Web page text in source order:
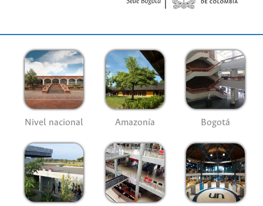
Nivel nacional Amazonía Bogotá